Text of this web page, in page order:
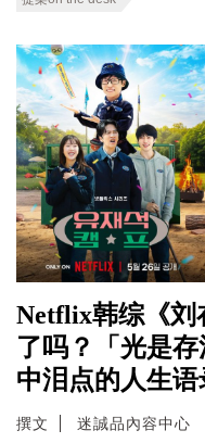
Netflix韩综《刘
了吗？「光是
中泪点的人生语
撰文 迷誠品內容中心